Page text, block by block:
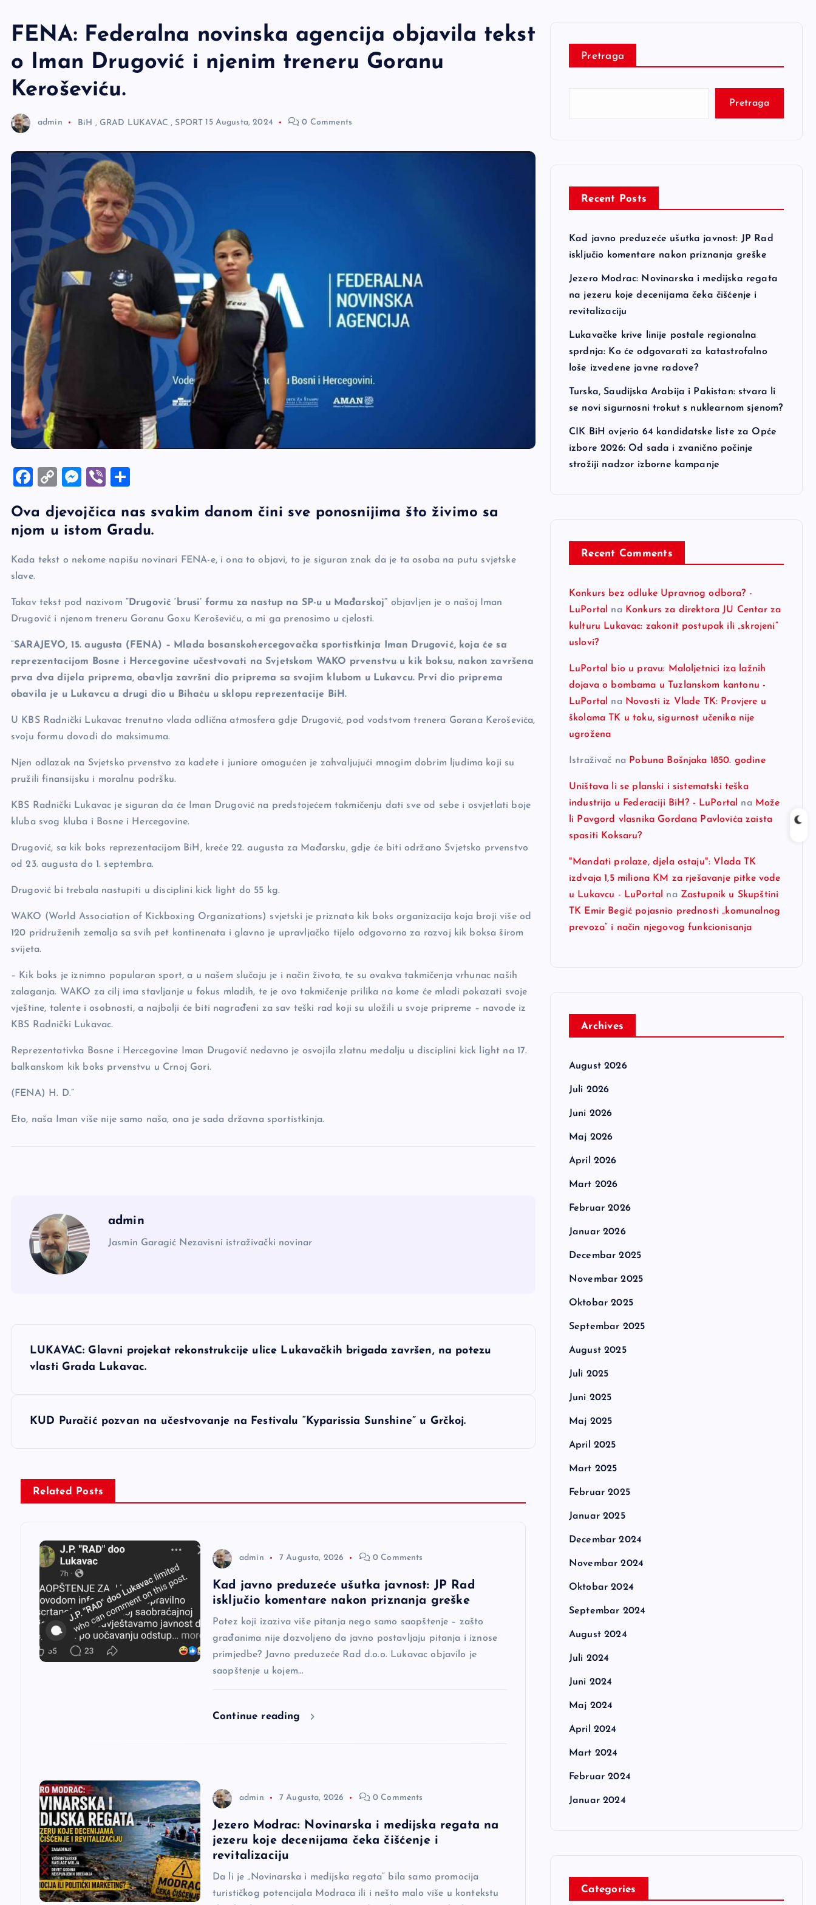
FENA: Federalna novinska agencija objavila tekst
o Iman Drugović i njenim treneru Goranu
Keroševiću.
admin BiH , GRAD LUKAVAC , SPORT 15 Augusta, 2024 0 Comments
F
c
e
b
o
k
C
p
y
Li
M
se
n
g
Vi
er ar
e
Ova djevojčica nas svakim danom čini sve ponosnijima što živimo sa
njom u istom Gradu.
Kada tekst o nekome napišu novinari FENA-e, i ona to objavi, to je siguran znak da je ta osoba na putu svjetske
slave.
Takav tekst pod nazivom “Drugović ‘brusi’ formu za nastup na SP-u u Mađarskoj” objavljen je o našoj Iman
Drugović i njenom treneru Goranu Goxu Keroševiću, a mi ga prenosimo u cjelosti.
“SARAJEVO, 15. augusta (FENA) – Mlada bosanskohercegovačka sportistkinja Iman Drugović, koja će sa
reprezentacijom Bosne i Hercegovine učestvovati na Svjetskom WAKO prvenstvu u kik boksu, nakon završena
prva dva dijela priprema, obavlja završni dio priprema sa svojim klubom u Lukavcu. Prvi dio priprema
obavila je u Lukavcu a drugi dio u Bihaću u sklopu reprezentacije BiH.
U KBS Radnički Lukavac trenutno vlada odlična atmosfera gdje Drugović, pod vodstvom trenera Gorana Keroševića,
svoju formu dovodi do maksimuma.
Njen odlazak na Svjetsko prvenstvo za kadete i juniore omogućen je zahvaljujući mnogim dobrim ljudima koji su
pružili finansijsku i moralnu podršku.
KBS Radnički Lukavac je siguran da će Iman Drugović na predstojećem takmičenju dati sve od sebe i osvjetlati boje
kluba svog kluba i Bosne i Hercegovine.
Drugović, sa kik boks reprezentacijom BiH, kreće 22. augusta za Mađarsku, gdje će biti održano Svjetsko prvenstvo
od 23. augusta do 1. septembra.
Drugović bi trebala nastupiti u disciplini kick light do 55 kg.
WAKO (World Association of Kickboxing Organizations) svjetski je priznata kik boks organizacija koja broji više od
120 pridruženih zemalja sa svih pet kontinenata i glavno je upravljačko tijelo odgovorno za razvoj kik boksa širom
svijeta.
– Kik boks je iznimno popularan sport, a u našem slučaju je i način života, te su ovakva takmičenja vrhunac naših
zalaganja. WAKO za cilj ima stavljanje u fokus mladih, te je ovo takmičenje prilika na kome će mladi pokazati svoje
vještine, talente i osobnosti, a najbolji će biti nagrađeni za sav teški rad koji su uložili u svoje pripreme – navode iz
KBS Radnički Lukavac.
Reprezentativka Bosne i Hercegovine Iman Drugović nedavno je osvojila zlatnu medalju u disciplini kick light na 17.
balkanskom kik boks prvenstvu u Crnoj Gori.
(FENA) H. D.”
Eto, naša Iman više nije samo naša, ona je sada državna sportistkinja.
admin
Jasmin Garagić Nezavisni istraživački novinar
N
g
a
LUKAVAC: Glavni projekat rekonstrukcije ulice Lukavačkih brigada završen, na potezu
vlasti Grada Lukavac.
KUD Puračić pozvan na učestvovanje na Festivalu “Kyparissia Sunshine” u Grčkoj.
Related Posts
admin 7 Augusta, 2026 0 Comments
Kad javno preduzeće ušutka javnost: JP Rad
isključio komentare nakon priznanja greške
Potez koji izaziva više pitanja nego samo saopštenje – zašto
građanima nije dozvoljeno da javno postavljaju pitanja i iznose
primjedbe? Javno preduzeće Rad d.o.o. Lukavac objavilo je
saopštenje u kojem…
Continue reading
admin 7 Augusta, 2026 0 Comments
Jezero Modrac: Novinarska i medijska regata na
jezeru koje decenijama čeka čišćenje i
revitalizaciju
Da li je „Novinarska i medijska regata“ bila samo promocija
turističkog potencijala Modraca ili i nešto malo više u kontekstu
Pretraga
Pretraga
Recent Posts
Kad javno preduzeće ušutka javnost: JP Rad
isključio komentare nakon priznanja greške
Jezero Modrac: Novinarska i medijska regata
na jezeru koje decenijama čeka čišćenje i
revitalizaciju
Lukavačke krive linije postale regionalna
sprdnja: Ko će odgovarati za katastrofalno
loše izvedene javne radove?
Turska, Saudijska Arabija i Pakistan: stvara li
se novi sigurnosni trokut s nuklearnom sjenom?
CIK BiH ovjerio 64 kandidatske liste za Opće
izbore 2026: Od sada i zvanično počinje
strožiji nadzor izborne kampanje
Recent Comments
Konkurs bez odluke Upravnog odbora? -
LuPortal
na Konkurs za direktora JU Centar za
kulturu Lukavac: zakonit postupak ili „skrojeni“
uslovi?
LuPortal bio u pravu: Maloljetnici iza lažnih
dojava o bombama u Tuzlanskom kantonu -
LuPortal
na Novosti iz Vlade TK: Provjere u
školama TK u toku, sigurnost učenika nije
ugrožena
Istraživač na Pobuna Bošnjaka 1850. godine
Uništava li se planski i sistematski teška
industrija u Federaciji BiH? - LuPortal
na Može
li Pavgord vlasnika Gordana Pavlovića zaista
spasiti Koksaru?
"Mandati prolaze, djela ostaju": Vlada TK
izdvaja 1,5 miliona KM za rješavanje pitke vode
u Lukavcu - LuPortal
na Zastupnik u Skupštini
TK Emir Begić pojasnio prednosti „komunalnog
prevoza“ i način njegovog funkcionisanja
Archives
August 2026
Juli 2026
Juni 2026
Maj 2026
April 2026
Mart 2026
Februar 2026
Januar 2026
Decembar 2025
Novembar 2025
Oktobar 2025
Septembar 2025
August 2025
Juli 2025
Juni 2025
Maj 2025
April 2025
Mart 2025
Februar 2025
Januar 2025
Decembar 2024
Novembar 2024
Oktobar 2024
Septembar 2024
August 2024
Juli 2024
Juni 2024
Maj 2024
April 2024
Mart 2024
Februar 2024
Januar 2024
Categories